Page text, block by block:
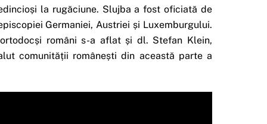
la rugăciune. Slujba a fost oficiată de
Germaniei, Austriei și Luxemburgului.
români s-a aflat și dl. Stefan Klein,
comunității românești din această parte a